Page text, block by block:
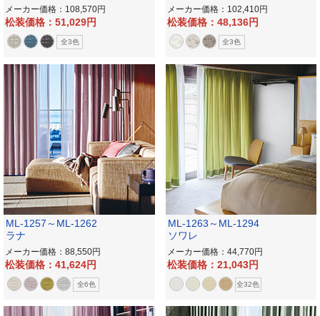
メーカー価格：108,570
松装価格：51,029
全3色
メーカー価格：102,410
松装価格：48,136
全3色
ML-1257～ML-1262
ラナ
メーカー価格：88,550
松装価格：41,624
全6色
ML-1263～ML-1294
ソワレ
メーカー価格：44,770
松装価格：21,043
全32色